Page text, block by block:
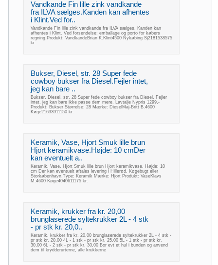
Vandkande Fin lille zink vandkande
fra ILVA sælges.Kanden kan afhentes
i Klint.Ved for..
Vandkande Fin lille zink vandkande fra ILVA sælges. Kanden kan
afhentes i Klint. Ved forsendelse: emballage og porto for købers
regning.Produkt: VandkandeBrian K.Klint4500 Nykøbing Sj2181538575
kr.
Bukser, Diesel, str. 28 Super fede
cowboy bukser fra Diesel.Fejler intet,
jeg kan bare ..
Bukser, Diesel, str. 28 Super fede cowboy bukser fra Diesel. Fejler
intet, jeg kan bare ikke passe dem mere. Lavtalje Nypris 1299,-
Produkt: Bukser Størrelse: 28 Mærke: DieselMaj-Britt B.4600
Køge21633911150 kr.
Keramik, Vase, Hjort Smuk lille brun
Hjort keramikvase.Højde: 10 cmDer
kan eventuelt a..
Keramik, Vase, Hjort Smuk lille brun Hjort keramikvase. Højde: 10
cm Der kan eventuelt aftales levering i Hillerød, Køgebugt eller
Storkøbenhavn.Type: Keramik Mærke: Hjort Produkt: VaseKlavs
M.4600 Køge4040611175 kr.
Keramik, krukker fra kr. 20,00
brunglaserede syltekrukker 2L - 4 stk
- pr stk kr. 20,0..
Keramik, krukker fra kr. 20,00 brunglaserede syltekrukker 2L - 4 stk -
pr stk kr. 20,00 4L - 1 stk - pr stk kr. 25,00 5L - 1 stk - pr stk kr.
30,00 6L - 2 stk - pr stk kr. 30,00 Bor evt et hul i bunden og anvend
dem til krydderurterne, alle krukkerne